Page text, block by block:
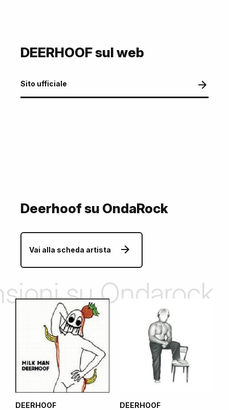
DEERHOOF sul web
Sito ufficiale
Deerhoof su OndaRock
Vai alla scheda artista
su Ondarock
DEERHOOF
DEERHOOF